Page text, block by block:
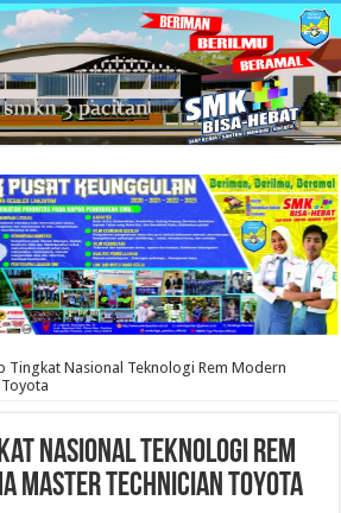
Tingkat Nasional Teknologi Rem Modern
Nasional Teknologi Rem
Master Technician Toyota